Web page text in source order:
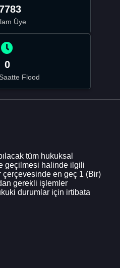
Üye
0
Flood
tüm hukuksal
geçilmesi halinde ilgili
en geç 1 (Bir)
gerekli işlemler
durumlar için irtibata